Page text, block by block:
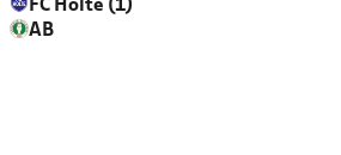
FC Holte (1)
AB